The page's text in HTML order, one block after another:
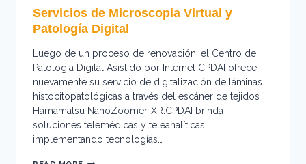
Servicios de Microscopia Virtual y
Patología Digital
Luego de un proceso de renovación, el Centro de
Patología Digital Asistido por Internet CPDAI ofrece
nuevamente su servicio de digitalización de láminas
histocitopatológicas a través del escáner de tejidos
Hamamatsu NanoZoomer-XR.CPDAI brinda
soluciones telemédicas y teleanalíticas,
implementando tecnologías…
SERVICIOS